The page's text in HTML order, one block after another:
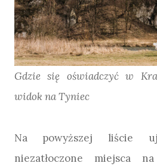
Gdzie się oświadczyć w
widok na Tyniec
Na powyższej liście
niezatłoczone miejsca